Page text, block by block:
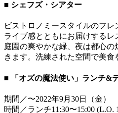
■ シェフズ・シアター
ビストロノミースタイルのフ
ライブ感とともにお届けする
庭園の爽やかな緑、夜は都心
きます。洗練された空間で美食
■ 「オズの魔法使い」ランチ&
期間／〜2022年9月30日（金）
時間／ランチ11:30〜15:00 (L.O.